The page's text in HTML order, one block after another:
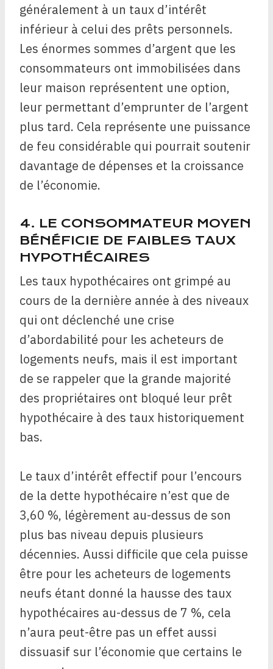
généralement à un taux d’intérêt
inférieur à celui des prêts personnels.
Les énormes sommes d’argent que les
consommateurs ont immobilisées dans
leur maison représentent une option,
leur permettant d’emprunter de l’argent
plus tard. Cela représente une puissance
de feu considérable qui pourrait soutenir
davantage de dépenses et la croissance
de l’économie.
4. LE CONSOMMATEUR MOYEN
BÉNÉFICIE DE FAIBLES TAUX
HYPOTHÉCAIRES
Les taux hypothécaires ont grimpé au
cours de la dernière année à des niveaux
qui ont déclenché une crise
d’abordabilité pour les acheteurs de
logements neufs, mais il est important
de se rappeler que la grande majorité
des propriétaires ont bloqué leur prêt
hypothécaire à des taux historiquement
bas.
Le taux d’intérêt effectif pour l’encours
de la dette hypothécaire n’est que de
3,60 %, légèrement au-dessus de son
plus bas niveau depuis plusieurs
décennies. Aussi difficile que cela puisse
être pour les acheteurs de logements
neufs étant donné la hausse des taux
hypothécaires au-dessus de 7 %, cela
n’aura peut-être pas un effet aussi
dissuasif sur l’économie que certains le